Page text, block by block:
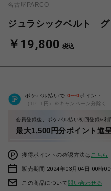
名古屋PARCO
ジュラシックベルト グ
￥19,800 税込
ポケパル払いで 0〜0ポイント
（1P=1円）※キャンペーン分除く
会員登録後、ポケパル払い初回登録&利
最大1,500円分ポイント進呈
獲得ポイントの確認方法は こちら
販売期間 2024年03月04日 00時00
この商品について問い合わせる